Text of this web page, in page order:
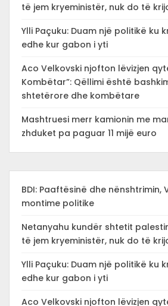
të jem kryeministër, nuk do të
Ylli Paçuku: Duam një politikë ku
edhe kur gabon i yti
Aco Velkovski njofton lëvizjen
Kombëtar”: Qëllimi është
shtetërore dhe kombëtare
Mashtruesi merr kamionin me
zhduket pa paguar 11 mijë euro
BDI: Paaftësinë dhe nënshtrimin,
montime politike
Netanyahu kundër shtetit
të jem kryeministër, nuk do të
Ylli Paçuku: Duam një politikë ku
edhe kur gabon i yti
Aco Velkovski njofton lëvizjen